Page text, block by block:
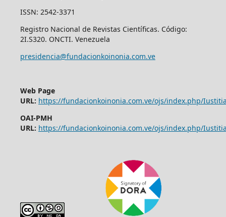
ISSN: 2542-3371
Registro Nacional de Revistas Científicas. Código:
2I.S320. ONCTI. Venezuela
presidencia@fundacionkoinonia.com.ve
Web Page
URL: https://fundacionkoinonia.com.ve/ojs/index.php/
OAI-PMH
URL: https://fundacionkoinonia.com.ve/ojs/index.php/